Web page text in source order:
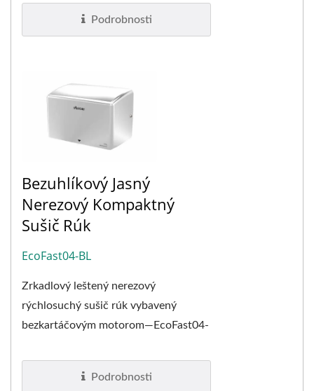
bezpečnosť...
Podrobnosti
Bezuhlíkový Jasný
Nerezový Kompaktný
Sušič Rúk
EcoFast04-BL
Zrkadlový leštený nerezový
rýchlosuchý sušič rúk vybavený
bezkartáčovým motorom—EcoFast04-
na vývoj...
Podrobnosti